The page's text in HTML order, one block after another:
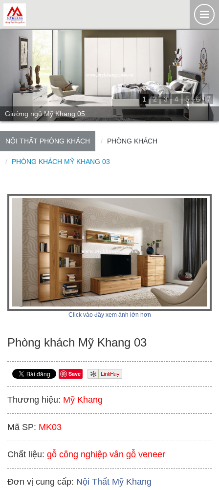
Giường ngủ Mỹ Khang 05
1 2 3 4 5 6 7
NỘI THẤT PHÒNG KHÁCH PHÒNG KHÁCH
PHÒNG KHÁCH MỸ KHANG 03
Click vào đây xem ảnh lớn hơn
Phòng khách Mỹ Khang 03
Save
Thương hiệu: Mỹ Khang
Mã SP: MK03
Chất liệu: gỗ công nghiệp vân gỗ veneer
Đơn vị cung cấp: Nội Thất Mỹ Khang